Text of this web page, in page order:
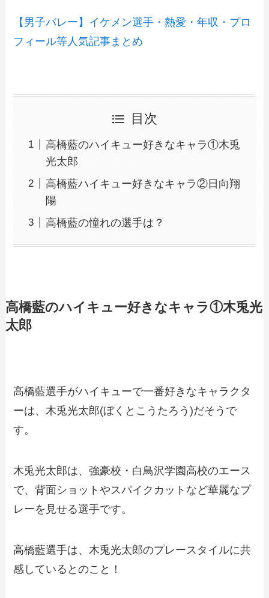
【男子バレー】イケメン選手・熱愛・年収・プロ
フィール等人気記事まとめ
目次
高橋藍のハイキュー好きなキャラ①木兎
光太郎
高橋藍ハイキュー好きなキャラ②日向翔
陽
高橋藍の憧れの選手は？
高橋藍のハイキュー好きなキャラ①木兎光
太郎
高橋藍選手がハイキューで一番好きなキャラクタ
ーは、 木兎光太郎(ぼくとこうたろう)だそうで
す。
木兎光太郎は、強豪校・白鳥沢学園高校のエース
で、背面ショットやスパイクカットなど華麗なプ
レーを見せる選手です。
高橋藍選手は、木兎光太郎のプレースタイルに共
感しているとのこと！